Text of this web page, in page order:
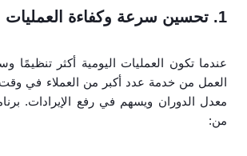
1. تحسين سرعة وكفاءة العمليات
عندما تكون العمليات اليومية أكثر تنظيمًا
العمل من خدمة عدد أكبر من العملاء في
معدل الدوران ويسهم في رفع الإيرادات.
من: